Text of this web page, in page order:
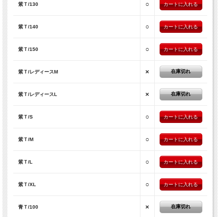
紫Ｔ/130 ○
紫Ｔ/140 ○
紫Ｔ/150 ○
紫Ｔ/レディースM × 在庫切れ
紫Ｔ/レディースL × 在庫切れ
紫Ｔ/S ○
紫Ｔ/M ○
紫Ｔ/L ○
紫Ｔ/XL ○
青Ｔ/100 × 在庫切れ